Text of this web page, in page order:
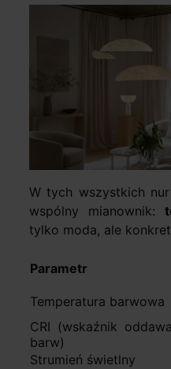
W tych wszystkich
wspólny mianownik:
tylko moda, ale
Parametr
Temperatura barwowa
CRI (wskaźnik
barw)
Strumień świetlny